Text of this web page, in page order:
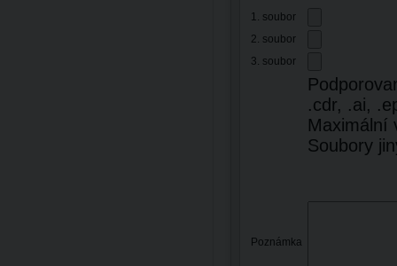
1. soubor
2. soubor
3. soubor
.cdr, .ai,
Maximální
Soubory
Poznámka